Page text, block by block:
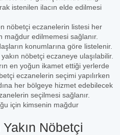
istenilen ilacın elde edilmesi
nöbetçi eczanelerin listesi her
edilmemesi sağlanır.
konumlarına göre listelenir.
nöbetçi eczaneye ulaşılabilir.
en yoğun ikamet ettiği yerlerde
eczanelerin seçimi yapılırken
her bölgeye hizmet edebilecek
seçilmesi sağlanır.
için kimsenin mağdur
Nöbetçi